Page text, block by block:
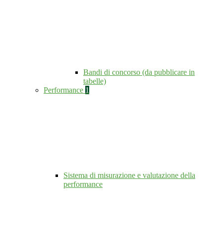
Bandi di concorso (da pubblicare in
tabelle)
Performance 1
Sistema di misurazione e valutazione della
performance